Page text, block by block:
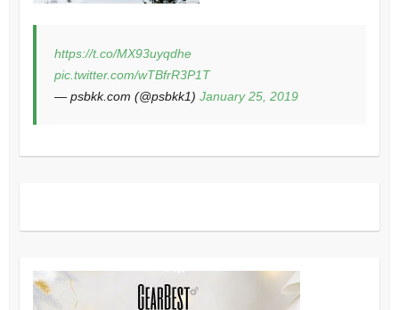
https://t.co/MX93uyqdhe
pic.twitter.com/wTBfrR3P1T
— psbkk.com (@psbkk1) January 25, 2019